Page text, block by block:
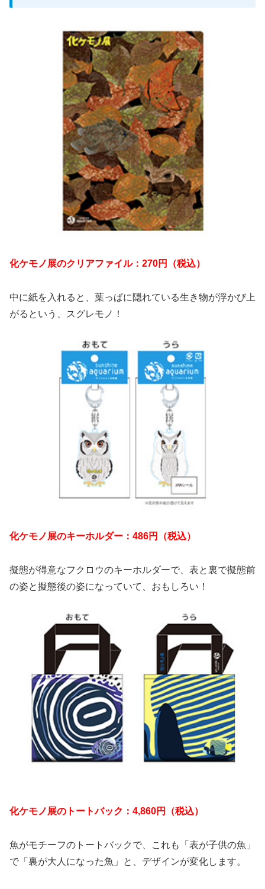
化ケモノ展のクリアファイル：270円（税込）
中に紙を入れると、葉っぱに隠れている生き物が浮かび上
がるという、スグレモノ！
化ケモノ展のキーホルダー：486円（税込）
擬態が得意なフクロウのキーホルダーで、表と裏で擬態前
の姿と擬態後の姿になっていて、おもしろい！
化ケモノ展のトートバック：4,860円（税込）
魚がモチーフのトートバックで、これも「表が子供の魚」
で「裏が大人になった魚」と、デザインが変化します。